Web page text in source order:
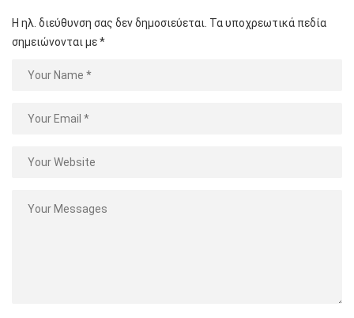
Η ηλ. διεύθυνση σας δεν δημοσιεύεται. Τα υποχρεωτικά πεδία
σημειώνονται με*